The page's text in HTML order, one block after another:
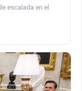
escalada en el